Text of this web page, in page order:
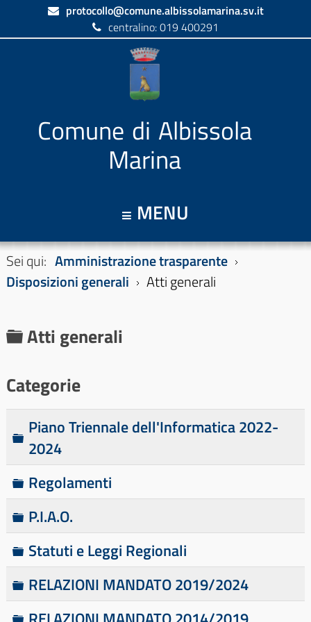
protocollo@comune.albissolamarina.sv.it
centralino: 019 400291
Comune di Albissola
Marina
MENU
Sei qui: Amministrazione trasparente
Disposizioni generali
Atti generali
C
r
t
e
l
l
a
Atti generali
Categorie
C
a
r
t
e
l
l
a
Piano Triennale dell'Informatica 2022-
2024
C
a
r
t
e
l
l
Regolamenti
C
a
r
t
e
l
P.I.A.O.
C
a
r
t
Statuti e Leggi Regionali
C
a
RELAZIONI MANDATO 2019/2024